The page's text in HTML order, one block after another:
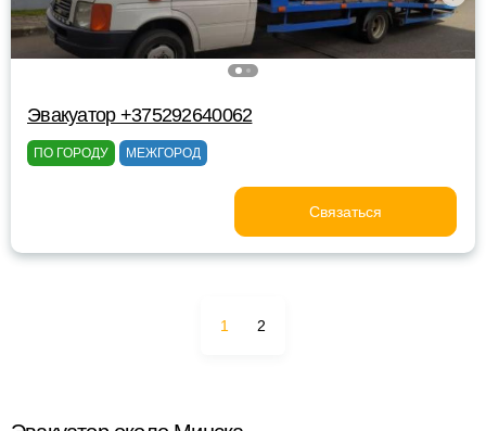
Эвакуатор +375292640062
ПО ГОРОДУ МЕЖГОРОД
Связаться
1 2